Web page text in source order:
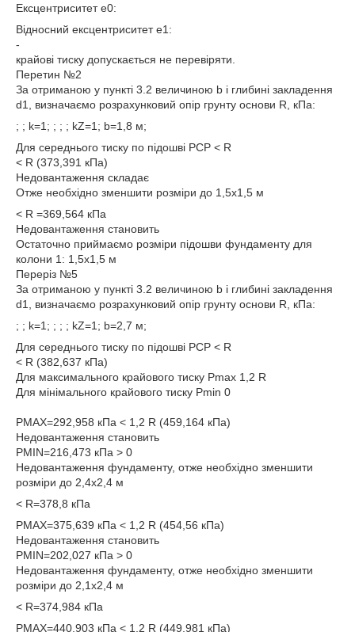
Ексцентриситет е0:
Відносний ексцентриситет е1:
-
крайові тиску допускається не перевіряти.
Перетин №2
За отриманою у пункті 3.2 величиною b і глибині закладення
d1, визначаємо розрахунковий опір грунту основи R, кПа:
; ; k=1; ; ; ; kZ=1; b=1,8 м;
Для середнього тиску по підошві PCP < R
< R (373,391 кПа)
Недовантаження складає
Отже необхідно зменшити розміри до 1,5х1,5 м
< R =369,564 кПа
Недовантаження становить
Остаточно приймаємо розміри підошви фундаменту для
колони 1: 1,5х1,5 м
Переріз №5
За отриманою у пункті 3.2 величиною b і глибині закладення
d1, визначаємо розрахунковий опір грунту основи R, кПа:
; ; k=1; ; ; ; kZ=1; b=2,7 м;
Для середнього тиску по підошві PCP < R
< R (382,637 кПа)
Для максимального крайового тиску Pmax 1,2 R
Для мінімального крайового тиску Pmin 0
PMAX=292,958 кПа < 1,2 R (459,164 кПа)
Недовантаження становить
PMIN=216,473 кПа > 0
Недовантаження фундаменту, отже необхідно зменшити
розміри до 2,4х2,4 м
< R=378,8 кПа
PMAX=375,639 кПа < 1,2 R (454,56 кПа)
Недовантаження становить
PMIN=202,027 кПа > 0
Недовантаження фундаменту, отже необхідно зменшити
розміри до 2,1х2,4 м
< R=374,984 кПа
PMAX=440,903 кПа < 1,2 R (449,981 кПа)